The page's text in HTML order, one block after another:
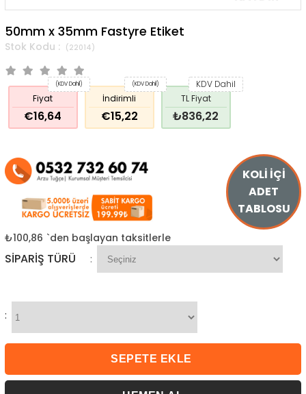
50mm x 35mm Fastyre Etiket
(22014)
Fiyat
€16,64
(KDV Dahil)
İndirimli
€15,22
(KDV Dahil)
TL Fiyat
₺836,22
KDV Dahil
₺100,86 `den başlayan taksitlerle
SIPARIŞ TÜRÜ :
:
KOLİ İÇİ
ADET
TABLOSU